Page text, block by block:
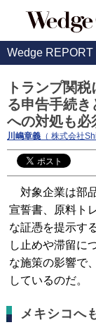
Wedge REPORT
トランプ関
る申告手続
への対処も必
川嶋章義 （ 株式会社
対象企業は部
宣誓書、原料ト
な証憑を提示す
し止めや滞留に
な施策の影響で
しているのだ。
メキシコへ